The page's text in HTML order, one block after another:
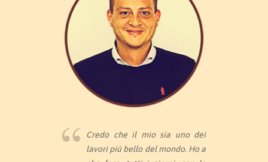
Credo che il mio sia uno dei
lavori più bello del mondo. Ho a